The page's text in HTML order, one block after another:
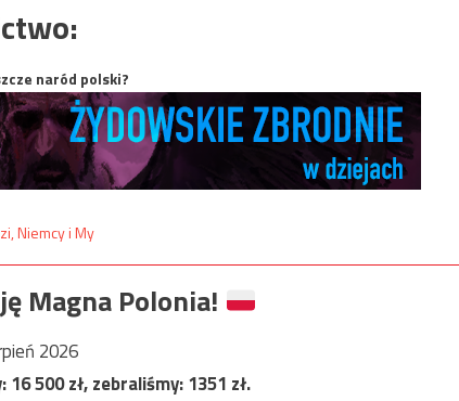
naród polski?
Magna Polonia!
2026
16 500zł, zebraliśmy:1351 zł.